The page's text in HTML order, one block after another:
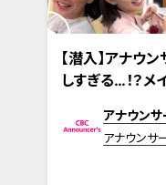
【潜入】アナウ
しすぎる…！？メ
アナウンサ
アナウンサ